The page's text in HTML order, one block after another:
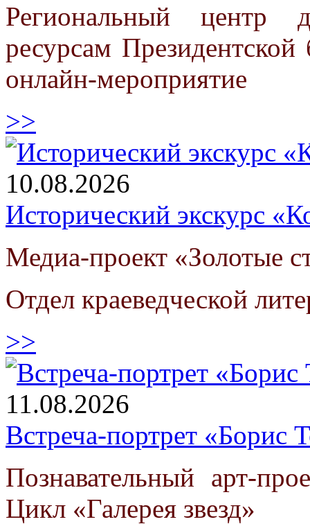
Региональный центр
ресурсам
онлайн-мероприятие
>>
10.08.2026
Исторический экскурс
Медиа-проект «Золотые
Отдел краеведческой
>>
11.08.2026
Встреча-портрет «Борис
Познавательный арт-
Цикл «Галерея звезд»